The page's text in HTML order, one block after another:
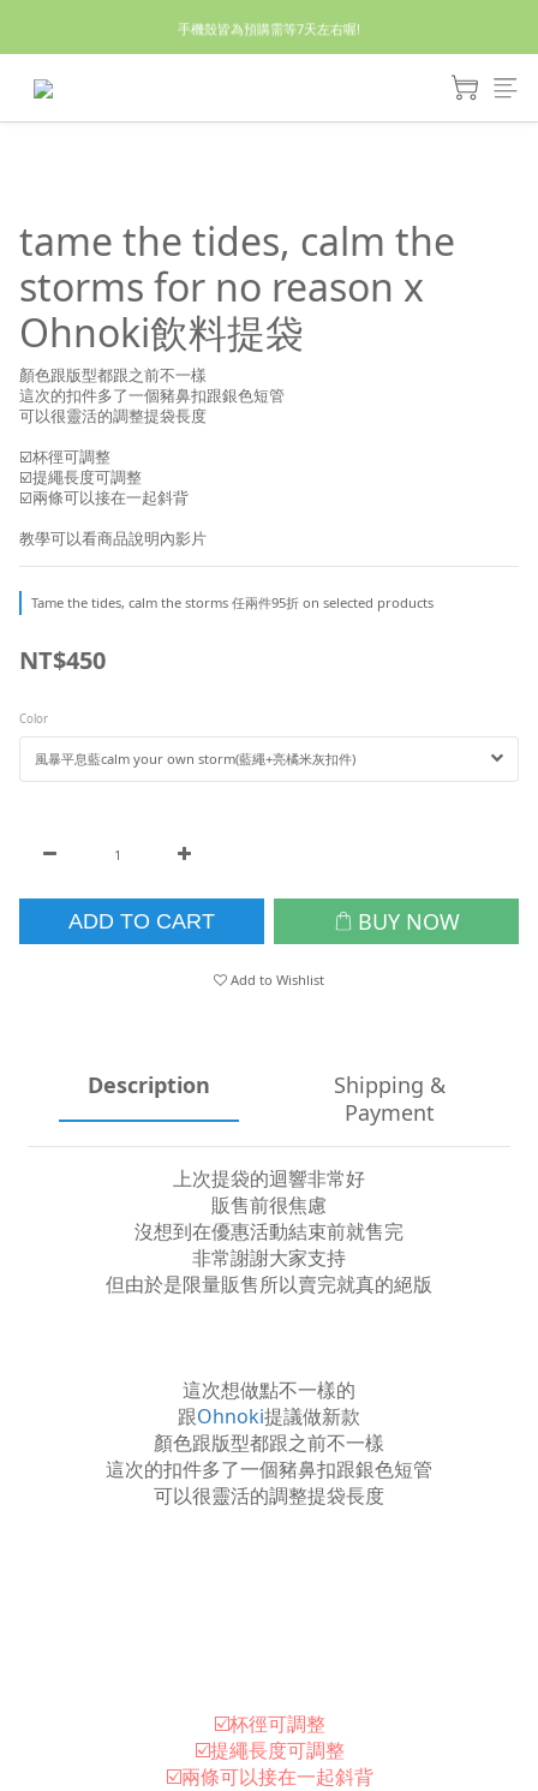
休假回來了!8/5恢復出貨₍˄•༝•˄₎◞✩
手機殼皆為預購需等7天左右喔!
亮綠澎澎夾棉立體相機包 預購中! 製作有點延遲預計八月中出貨
tame the tides, calm the
storms for no reason x
Ohnoki飲料提袋
顏色跟版型都跟之前不一樣
這次的扣件多了一個豬鼻扣跟銀色短管
可以很靈活的調整提袋長度
☑️杯徑可調整
☑️提繩長度可調整
☑️兩條可以接在一起斜背
教學可以看商品說明內影片
Tame the tides, calm the storms 任兩件95折 on selected products
NT$450
Color
ADD TO CART BUY NOW
Add to Wishlist
Description
Shipping &
Payment
上次提袋的迴響非常好
販售前很焦慮
沒想到在優惠活動結束前就售完
非常謝謝大家支持
但由於是限量販售所以賣完就真的絕版
這次想做點不一樣的
跟Ohnoki提議做新款
顏色跟版型都跟之前不一樣
這次的扣件多了一個豬鼻扣跟銀色短管
可以很靈活的調整提袋長度
☑️杯徑可調整
☑️提繩長度可調整
☑️兩條可以接在一起斜背